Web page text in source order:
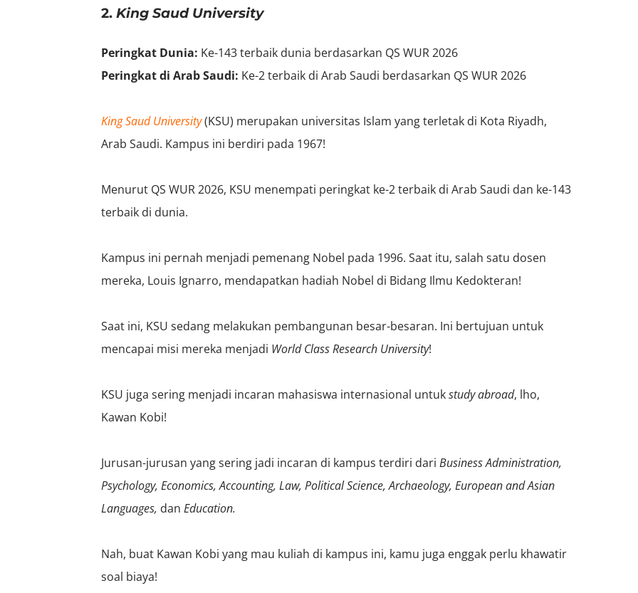
2. King Saud University
Peringkat Dunia: Ke-143 terbaik dunia berdasarkan QS WUR 2026
Peringkat di Arab Saudi: Ke-2 terbaik di Arab Saudi berdasarkan QS WUR 2026
King Saud University(KSU) merupakan universitas Islam yang terletak di Kota Riyadh,
Arab Saudi. Kampus ini berdiri pada 1967!
Menurut QS WUR 2026, KSU menempati peringkat ke-2 terbaik di Arab Saudi dan ke-143
terbaik di dunia.
Kampus ini pernah menjadi pemenang Nobel pada 1996. Saat itu, salah satu dosen
mereka, Louis Ignarro, mendapatkan hadiah Nobel di Bidang Ilmu Kedokteran!
Saat ini, KSU sedang melakukan pembangunan besar-besaran. Ini bertujuan untuk
mencapai misi mereka menjadi World Class Research University!
KSU juga sering menjadi incaran mahasiswa internasional untukstudy abroad, lho,
Kawan Kobi!
Jurusan-jurusan yang sering jadi incaran di kampus terdiri dari Business Administration,
Psychology, Economics, Accounting, Law, Political Science, Archaeology, European and Asian
Languages, dan Education.
Nah, buat Kawan Kobi yang mau kuliah di kampus ini, kamu juga enggak perlu khawatir
soal biaya!